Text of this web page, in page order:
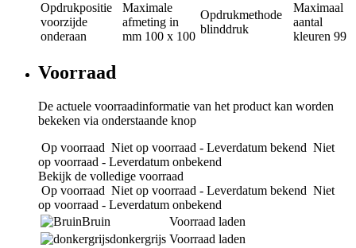
Opdrukpositie
voorzijde
onderaan
Maximale
afmeting in
mm 100 x 100
Opdrukmethode
blinddruk
Maximaal
aantal
kleuren 99
Voorraad
De actuele voorraadinformatie van het product kan worden
bekeken via onderstaande knop
Op voorraad Niet op voorraad - Leverdatum bekend Niet
op voorraad - Leverdatum onbekend
Bekijk de volledige voorraad
Op voorraad Niet op voorraad - Leverdatum bekend Niet
op voorraad - Leverdatum onbekend
Bruin
Voorraad laden
donkergrijs Voorraad laden